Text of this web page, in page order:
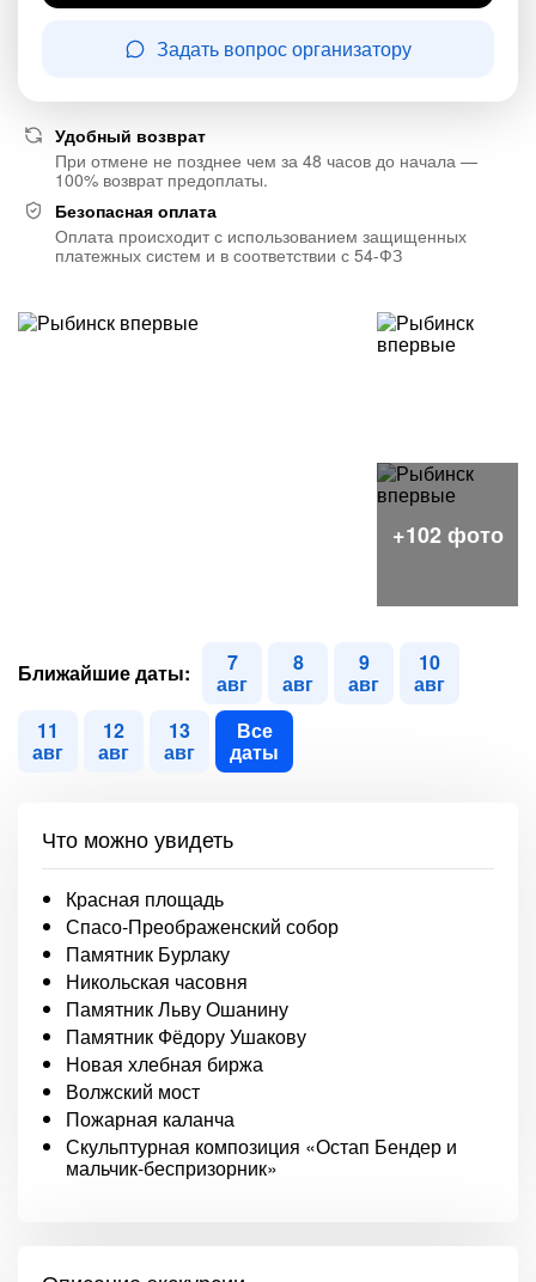
Задать вопрос организатору
Удобный возврат
При отмене не позднее чем за 48 часов до начала —
100% возврат предоплаты.
Безопасная оплата
Оплата происходит с использованием защищенных
платежных систем и в соответствии с 54-ФЗ
Ближайшие даты: 7
авг
8
авг
9
авг
10
авг
11
авг
12
авг
13
авг
Все
даты
Что можно увидеть
Красная площадь
Спасо-Преображенский собор
Памятник Бурлаку
Никольская часовня
Памятник Льву Ошанину
Памятник Фёдору Ушакову
Новая хлебная биржа
Волжский мост
Пожарная каланча
Скульптурная композиция «Остап Бендер и
мальчик-беспризорник»